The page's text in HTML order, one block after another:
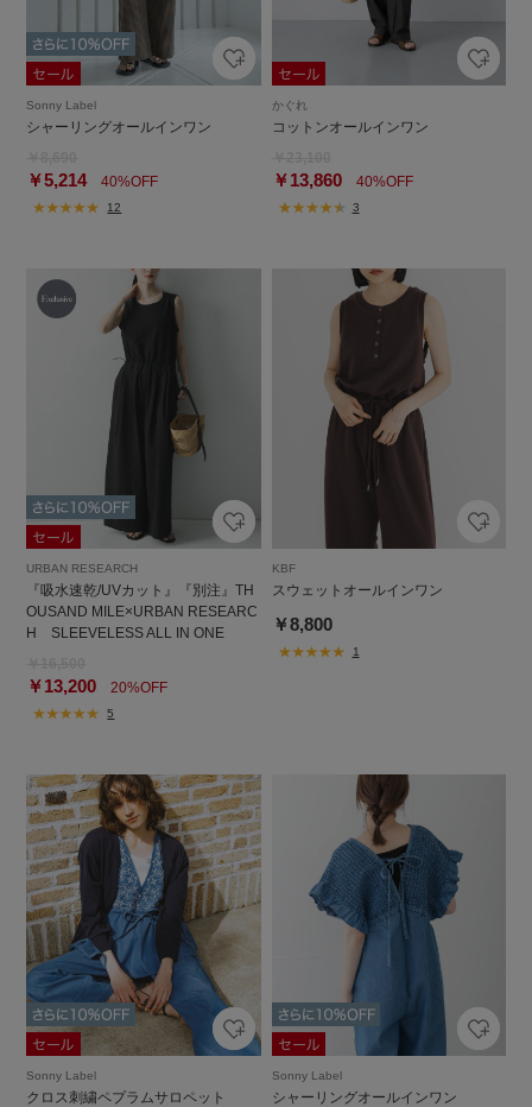
Sonny Label
シャーリングオールインワン
￥5,21440%OFF
12
かぐれ
コットンオールインワン
￥13,86040%OFF
3
URBAN RESEARCH
『吸水速乾/UVカット』『別注』TH
OUSAND MILE×URBAN RESEARC
H SLEEVELESS ALL IN ONE
￥13,200 20%OFF
5
KBF
スウェットオールインワン
￥8,800
1
Sonny Label
クロス刺繍ペプラムサロペット
Sonny Label
シャーリングオールインワン